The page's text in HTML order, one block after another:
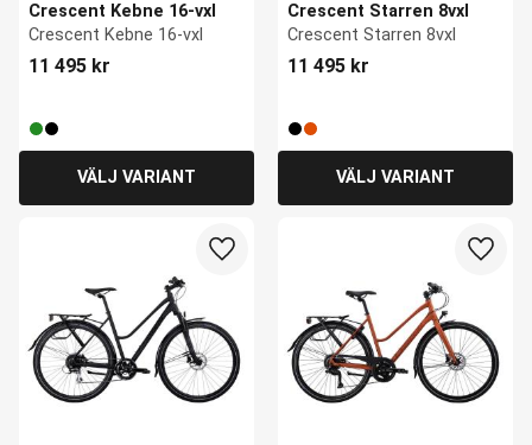
Crescent Kebne 16-vxl
Crescent Kebne 16-vxl
11 495 kr
Crescent Starren 8vxl
Crescent Starren 8vxl
11 495 kr
Lägg till i favoriter Lägg